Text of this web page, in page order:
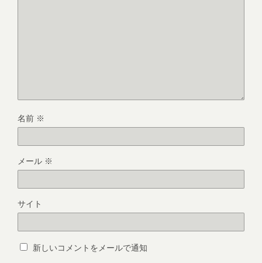
名前 ※
メール ※
サイト
新しいコメントをメールで通知